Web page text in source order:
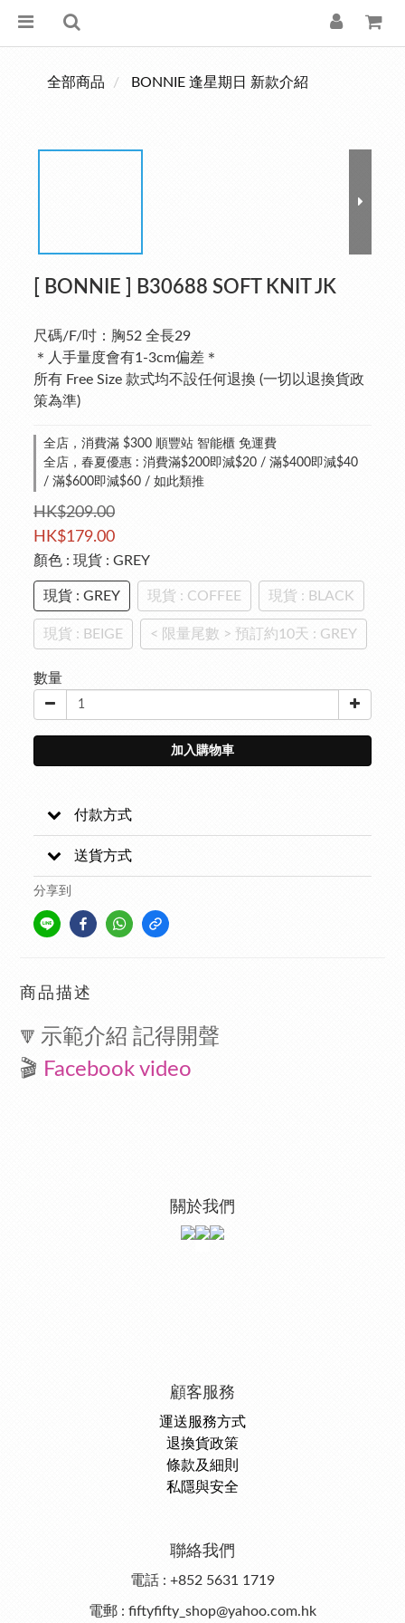
全部商品 BONNIE 逢星期日 新款介紹
[ BONNIE ] B30688 SOFT KNIT JK
尺碼/F/吋：胸52 全長29
＊人手量度會有1-3cm偏差＊
所有 Free Size 款式均不設任何退換 (一切以退換貨政
策為準)
全店，消費滿 $300 順豐站 智能櫃 免運費
全店，春夏優惠 : 消費滿$200即減$20 / 滿$400即減$40
/ 滿$600即減$60 / 如此類推
HK$209.00
HK$179.00
顏色 : 現貨 : GREY
現貨 : GREY 現貨 : COFFEE 現貨 : BLACK
現貨 : BEIGE < 限量尾數 > 預訂約10天 : GREY
數量
加入購物車
付款方式
送貨方式
分享到
商品描述
🔻 示範介紹 記得開聲
🎬 Facebook video
關於我們
顧客服務
運送服務方式
退換貨政策
條款及細則
私隱與安全
聯絡我們
電話 : +852 5631 1719
電郵 : fiftyfifty_shop@yahoo.com.hk